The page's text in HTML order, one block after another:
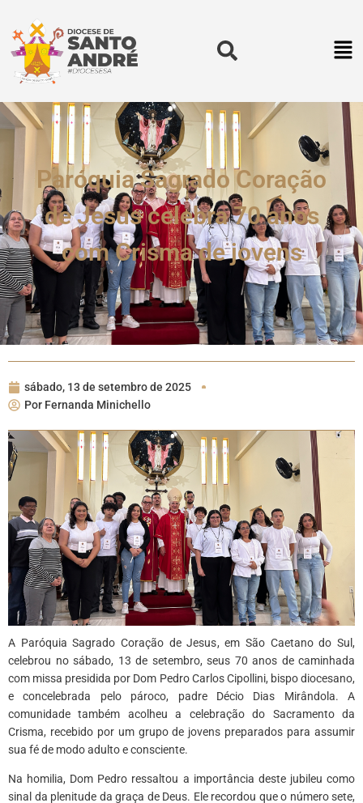
Paróquia Sagrado Coração
de Jesus celebra 70 anos
com Crisma de jovens
sábado, 13 de setembro de 2025
Por Fernanda Minichello
A Paróquia Sagrado Coração de Jesus, em São Caetano do Sul,
celebrou no sábado, 13 de setembro, seus 70 anos de caminhada
com missa presidida por Dom Pedro Carlos Cipollini, bispo diocesano,
e concelebrada pelo pároco, padre Décio Dias Mirândola. A
comunidade também acolheu a celebração do Sacramento da
Crisma, recebido por um grupo de jovens preparados para assumir
sua fé de modo adulto e consciente.
Na homilia, Dom Pedro ressaltou a importância deste jubileu como
sinal da plenitude da graça de Deus. Ele recordou que o número sete,